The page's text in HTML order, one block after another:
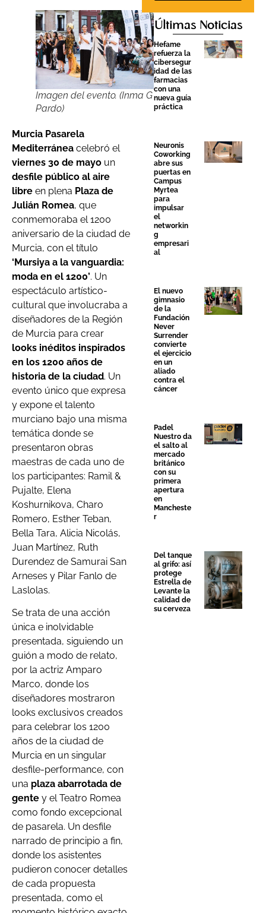
Imagen del evento. (Inma G
Pardo)
Murcia Pasarela
Mediterránea celebró el
viernes 30 de mayo un
desfile público al aire
libre en plena Plaza de
Julián Romea, que
conmemoraba el 1200
aniversario de la ciudad de
Murcia, con el título
‘Mursiya a la vanguardia:
moda en el 1200’. Un
espectáculo artístico-
cultural que involucraba a
diseñadores de la Región
de Murcia para crear
looks inéditos inspirados
en los 1200 años de
historia de la ciudad. Un
evento único que expresa
y expone el talento
murciano bajo una misma
temática donde se
presentaron obras
maestras de cada uno de
los participantes: Ramil &
Pujalte, Elena
Koshurnikova, Charo
Romero, Esther Teban,
Bella Tara, Alicia Nicolás,
Juan Martínez, Ruth
Durendez de Samurai San
Arneses y Pilar Fanlo de
Laslolas.
Se trata de una acción
única e inolvidable
presentada, siguiendo un
guión a modo de relato,
por la actriz Amparo
Marco, donde los
diseñadores mostraron
looks exclusivos creados
para celebrar los 1200
años de la ciudad de
Murcia en un singular
desfile-performance, con
una plaza abarrotada de
gente y el Teatro Romea
como fondo excepcional
de pasarela. Un desfile
narrado de principio a fin,
donde los asistentes
pudieron conocer detalles
de cada propuesta
presentada, como el
Últimas Noticias
Hefame
refuerza la
cibersegur
idad de las
farmacias
con una
nueva guía
práctica
Neuronis
Coworking
abre sus
puertas en
Campus
Myrtea
para
impulsar
el
networkin
g
empresari
al
El nuevo
gimnasio
de la
Fundación
Never
Surrender
convierte
el ejercicio
en un
aliado
contra el
cáncer
Padel
Nuestro da
el salto al
mercado
británico
con su
primera
apertura
en
Mancheste
r
Del tanque
al grifo: así
protege
Estrella de
Levante la
calidad de
su cerveza